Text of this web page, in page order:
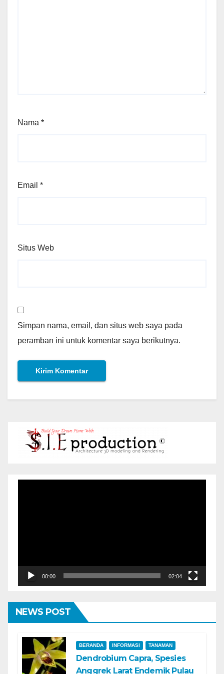
Nama *
Email *
Situs Web
Simpan nama, email, dan situs web saya pada
peramban ini untuk komentar saya berikutnya.
00:00 02:04
NEWS POST
BERANDA INFORMASI TANAMAN
Dendrobium Capra, Spesies
Anggrek Larat Endemik Pulau